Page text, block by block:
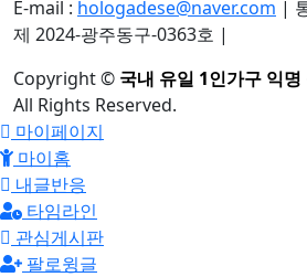
E-mail : hologadese@naver.com |
제 2024-광주동구-0363호 |
Copyright© 국내 유일 1인가구 익
All Rights Reserved.
마이페이지
마이홈
내글반응
타임라인
관심게시판
팔로윙글